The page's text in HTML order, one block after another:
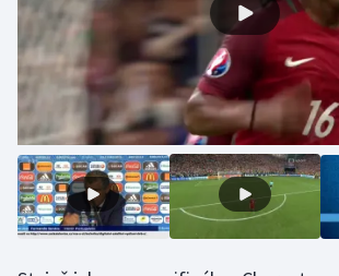
Ragby
Rychlobruslení
Rychlostní kanoistika
Short track
Sportovní střelba